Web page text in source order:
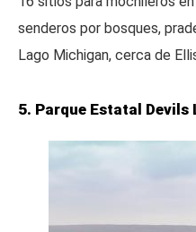
senderos por bosques,
Lago Michigan, cerca de
5. Parque Estatal Devils